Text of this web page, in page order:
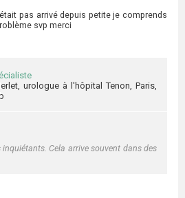
pas arrivé depuis petite je comprends
svp merci
urologue à l'hôpital Tenon, Paris,
inquiétants. Cela arrive souvent dans des